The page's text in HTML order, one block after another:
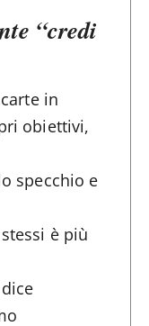
“credi
in
obiettivi,
specchio e
è più